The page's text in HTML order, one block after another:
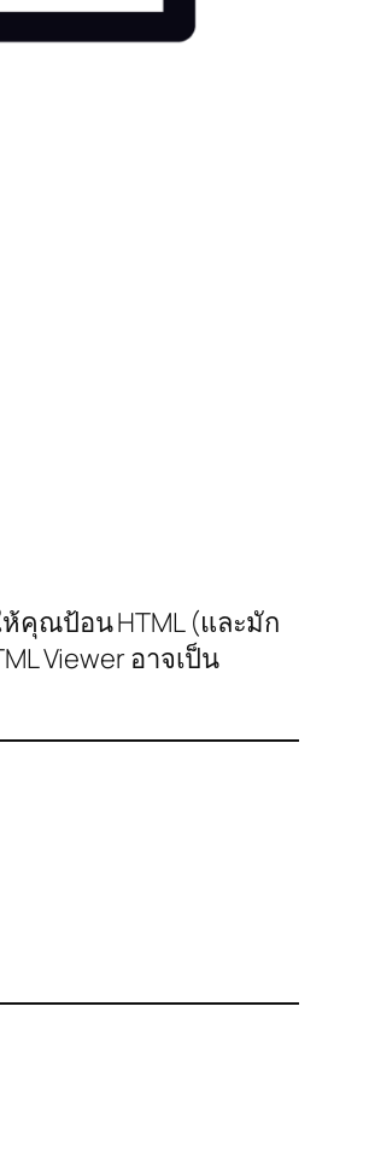
คุณป้อน HTML (และมัก
Viewer อาจเป็น